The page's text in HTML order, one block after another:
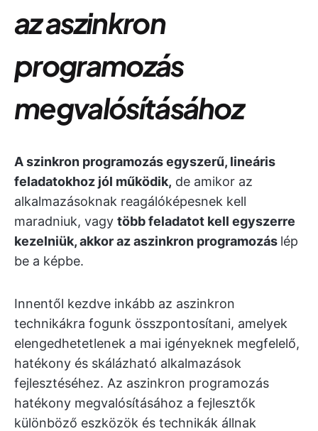
az aszinkron
programozás
megvalósításához
A szinkron programozás egyszerű, lineáris
feladatokhoz jól működik, de amikor az
alkalmazásoknak reagálóképesnek kell
maradniuk, vagy több feladatot kell egyszerre
kezelniük, akkor az aszinkron programozás lép
be a képbe.
Innentől kezdve inkább az aszinkron
technikákra fogunk összpontosítani, amelyek
elengedhetetlenek a mai igényeknek megfelelő,
hatékony és skálázható alkalmazások
fejlesztéséhez. Az aszinkron programozás
hatékony megvalósításához a fejlesztők
különböző eszközök és technikák állnak